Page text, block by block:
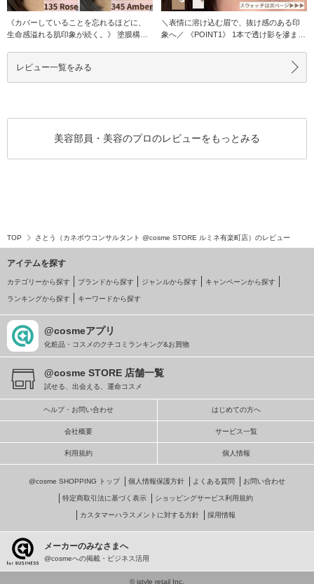
《カバーしていることを忘れるほどに、
生命感溢れる肌印象が続く。》 塗膜構造
＼表情に溶け込む眉で、抜け感のある印
象へ／ 《POINT1》 1本で透け影を滲ませ
レビュー一覧をみる
美容部員・美容のプロのレビューをもっとみる
TOP さとう（カネボウコンサルタント @cosme STORE ルミネ有楽町店）のレビュー
アイテムを探す
カテゴリーから探す ブランドから探す ジャンルから探す キャンペーンから探す
ランキングから探す キーワードから探す
@cosmeアプリ
化粧品・コスメのクチコミランキング&お買物
@cosme STORE 店舗一覧
試せる、出会える、運命コスメ
ヘルプ・お問い合わせ はじめての方へ
会社概要 サービス一覧
利用規約 個人情報
@cosme SHOPPING トップ 個人情報保護方針 よくある質問 お問い合わせ
特定商取引法に基づく表示 ショッピングサービス利用規約
カスタマーハラスメントに対する方針 採用情報
メーカーのみなさまへ
@cosmeへの掲載・ビジネス活用
© istyle retail Inc.